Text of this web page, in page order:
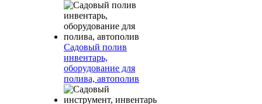
Садовый полив
инвентарь,
оборудование для
полива, автополив